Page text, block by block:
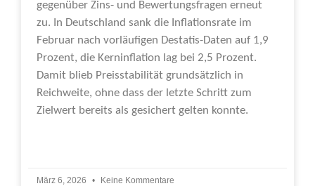
gegenüber Zins- und Bewertungsfragen erneut
zu. In Deutschland sank die Inflationsrate im
Februar nach vorläufigen Destatis-Daten auf 1,9
Prozent, die Kerninflation lag bei 2,5 Prozent.
Damit blieb Preisstabilität grundsätzlich in
Reichweite, ohne dass der letzte Schritt zum
Zielwert bereits als gesichert gelten konnte.
März 6, 2026 Keine Kommentare